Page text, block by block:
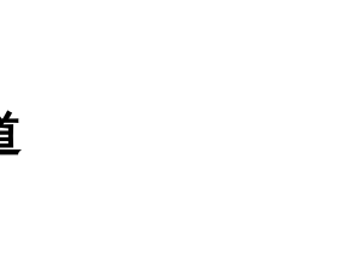
家言论片面不公正